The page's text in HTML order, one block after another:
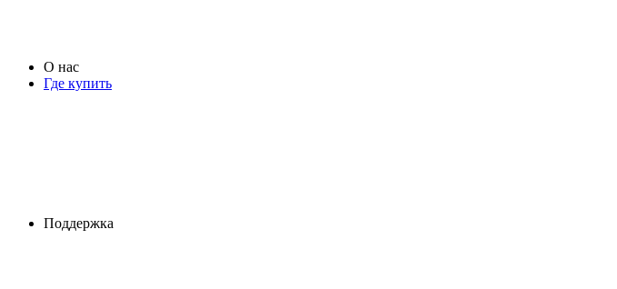
О нас
Где купить
Поддержка